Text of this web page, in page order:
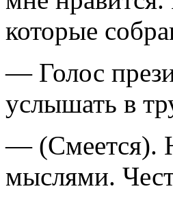
которые
— Голос
услышать в
— (Смеется).
мыслями.